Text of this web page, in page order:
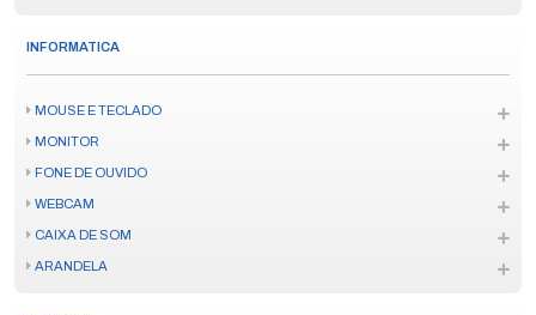
INFORMATICA
MOUSE E TECLADO
MONITOR
FONE DE OUVIDO
WEBCAM
CAIXA DE SOM
ARANDELA